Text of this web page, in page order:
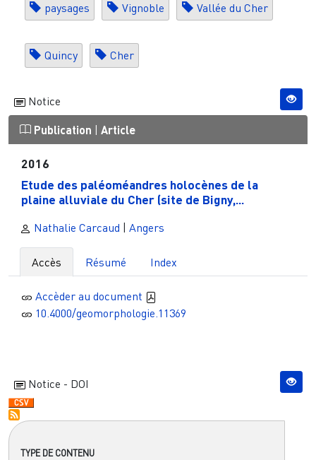
TYPE DE CONTENU
paysages Vignoble Vallée du Cher
Quincy Cher
Notice
Publication | Article
2016
Etude des paléoméandres holocènes de la
plaine alluviale du Cher (site de Bigny,...
Nathalie Carcaud | Angers
Accès Résumé Index
Accèder au document
10.4000/geomorphologie.11369
Notice - DOI